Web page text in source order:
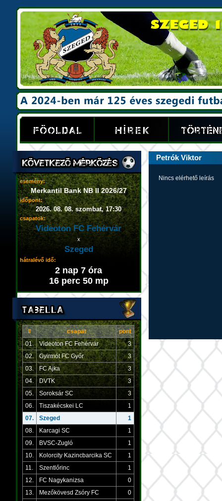
esemény:
Merkantil Bank NB II 2026/27
időpont:
2026. 08. 08. szombat, 17:30
csapatok:
Videoton FC Fehérvár
x
Szeged
hátralévő idő:
2 nap 7 óra
16 perc 50 mp
# csapat
pont
01.
Videoton FC Fehérvár
3
02.
Gyirmót FC Győr
3
03.
FC Ajka
3
04.
DVTK
3
05.
Soroksár SC
3
06.
Tiszakécskei LC
1
07.
Szeged
1
08.
Karcagi SC
1
09.
BVSC-Zugló
1
10.
Kolorcity Kazincbarcika SC
1
11.
Szentlőrinc
1
12.
FC Nagykanizsa
0
13.
Mezőkövesd Zsóry FC
0
Petrók Viktor
Nincs elérhető leírás